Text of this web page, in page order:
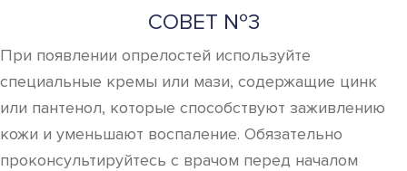
СОВЕТ №3
При появлении опрелостей используйте
специальные кремы или мази, содержащие цинк
или пантенол, которые способствуют заживлению
кожи и уменьшают воспаление. Обязательно
проконсультируйтесь с врачом перед началом